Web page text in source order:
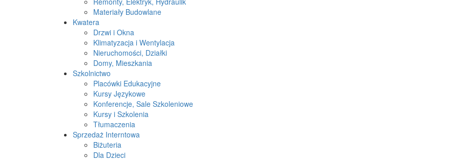
Materiały Budowlane
Kwatera
Drzwi i Okna
Klimatyzacja i Wentylacja
Nieruchomości, Działki
Domy, Mieszkania
Szkolnictwo
Placówki Edukacyjne
Kursy Językowe
Konferencje, Sale Szkoleniowe
Kursy i Szkolenia
Tłumaczenia
Sprzedaż Interntowa
Biżuteria
Dla Dzieci